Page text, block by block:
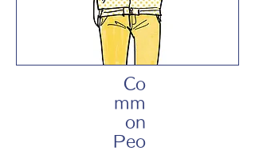
Co
mm
on
Peo